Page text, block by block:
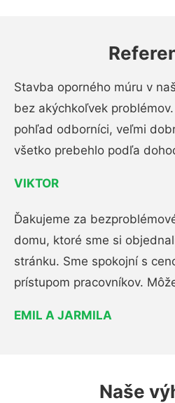
Stavba oporného múru v
bez akýchkoľvek
pohľad odborníci, veľmi
všetko prebehlo podľa
VIKTOR
Ďakujeme za
domu, ktoré sme si
stránku. Sme spokojní s
prístupom pracovníkov.
EMIL A JARMILA
Naše